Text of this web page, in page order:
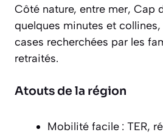
Côté nature, entre mer, Cap
quelques minutes et
cases recherchées par les
retraités.
Atouts de la région
Mobilité facile : TER,